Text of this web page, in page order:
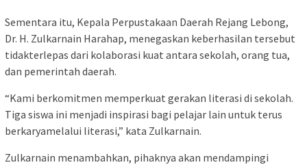
Sementara itu, Kepala Perpustakaan Daerah Rejang Lebong,
Dr. H. Zulkarnain Harahap, menegaskan keberhasilan tersebut
tidakterlepas dari kolaborasi kuat antara sekolah, orang tua,
dan pemerintah daerah.
“Kami berkomitmen memperkuat gerakan literasi di sekolah.
Tiga siswa ini menjadi inspirasi bagi pelajar lain untuk terus
berkaryamelalui literasi,” kata Zulkarnain.
Zulkarnain menambahkan, pihaknya akan mendampingi